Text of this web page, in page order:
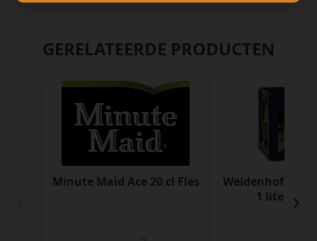
GERELATEERDE PRODUCTEN
Minute Maid Ace 20 cl Fles
Weldenhof
1 liter Bak
›